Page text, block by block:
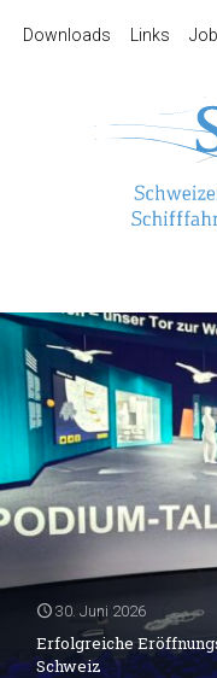
Downloads Links Job
30. Juni 2026
Erfolgreiche
Schweiz